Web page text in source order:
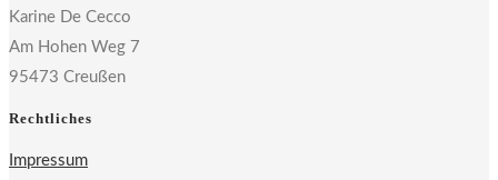
Karine De Cecco
Am Hohen Weg 7
95473 Creußen
Rechtliches
Impressum